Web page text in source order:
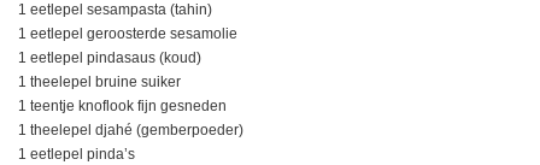
1 eetlepel sesampasta (tahin)
1 eetlepel geroosterde sesamolie
1 eetlepel pindasaus (koud)
1 theelepel bruine suiker
1 teentje knoflook fijn gesneden
1 theelepel djahé (gemberpoeder)
1 eetlepel pinda’s